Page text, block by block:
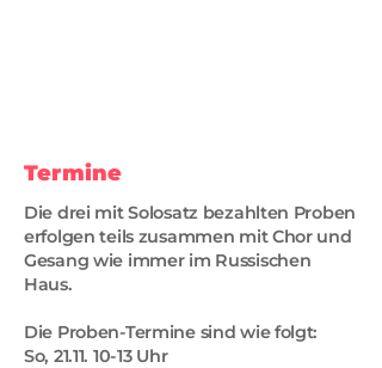
Termine
Die drei mit Solosatz bezahlten Proben
erfolgen teils zusammen mit Chor und
Gesang wie immer im Russischen
Haus.
Die Proben-Termine sind wie folgt:
So, 21.11. 10-13Uhr